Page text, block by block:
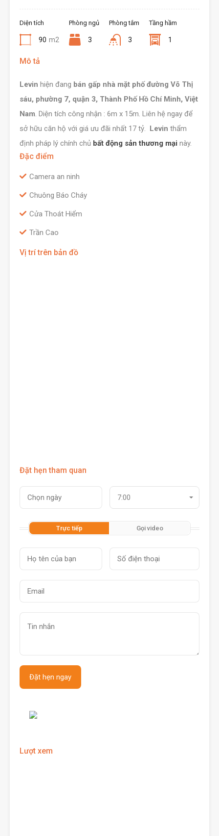
Diện tích
90 m2
Phòng ngủ
3
Phòng tắm
3
Tầng hầm
1
Mô tả
Levin hiện đang bán gấp nhà mặt phố đường Võ Thị
sáu, phường 7, quận 3, Thành Phố Hồ Chí Minh, Việt
Nam. Diện tích công nhận : 6m x 15m. Liên hệ ngay để
sở hữu căn hộ với giá ưu đãi nhất 17 tỷ. Levin thẩm
định pháp lý chính chủ bất động sản thương mại này.
Đặc điểm
Camera an ninh
Chuông Báo Cháy
Cửa Thoát Hiểm
Trần Cao
Vị trí trên bản đồ
Đặt hẹn tham quan
7:00
Trực tiếp Gọi video
Lượt xem